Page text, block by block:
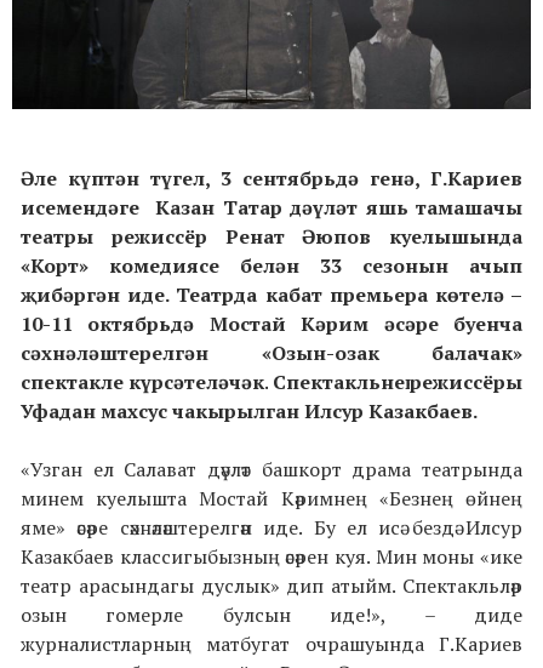
Әле күптән түгел, 3 сентябрьдә генә, Г.Кариев
исемендәге Казан Татар дәүләт яшь тамашачы
театры режиссёр Ренат Әюпов куелышында
«Корт» комедиясе белән 33 сезонын ачып
җибәргән иде. Театрда кабат премьера көтелә –
10-11 октябрьдә Мостай Кәрим әсәре буенча
сәхнәләштерелгән «Озын-озак балачак»
спектакле күрсәтеләчәк. Спектакльнеңрежиссёры
Уфадан махсус чакырылган Илсур Казакбаев.
«Узган ел Салават дәүләт башкорт драма театрында
минем куелышта Мостай Кәримнең «Безнең өйнең
яме» әсәре сәхнәләштерелгән иде. Бу ел исә бездәИлсур
Казакбаев классигыбызның әсәрен куя. Мин моны «ике
театр арасындагы дуслык» дип атыйм. Спектакльләр
озын гомерле булсын иде!», – диде
журналистларның матбугат очрашуында Г.Кариев